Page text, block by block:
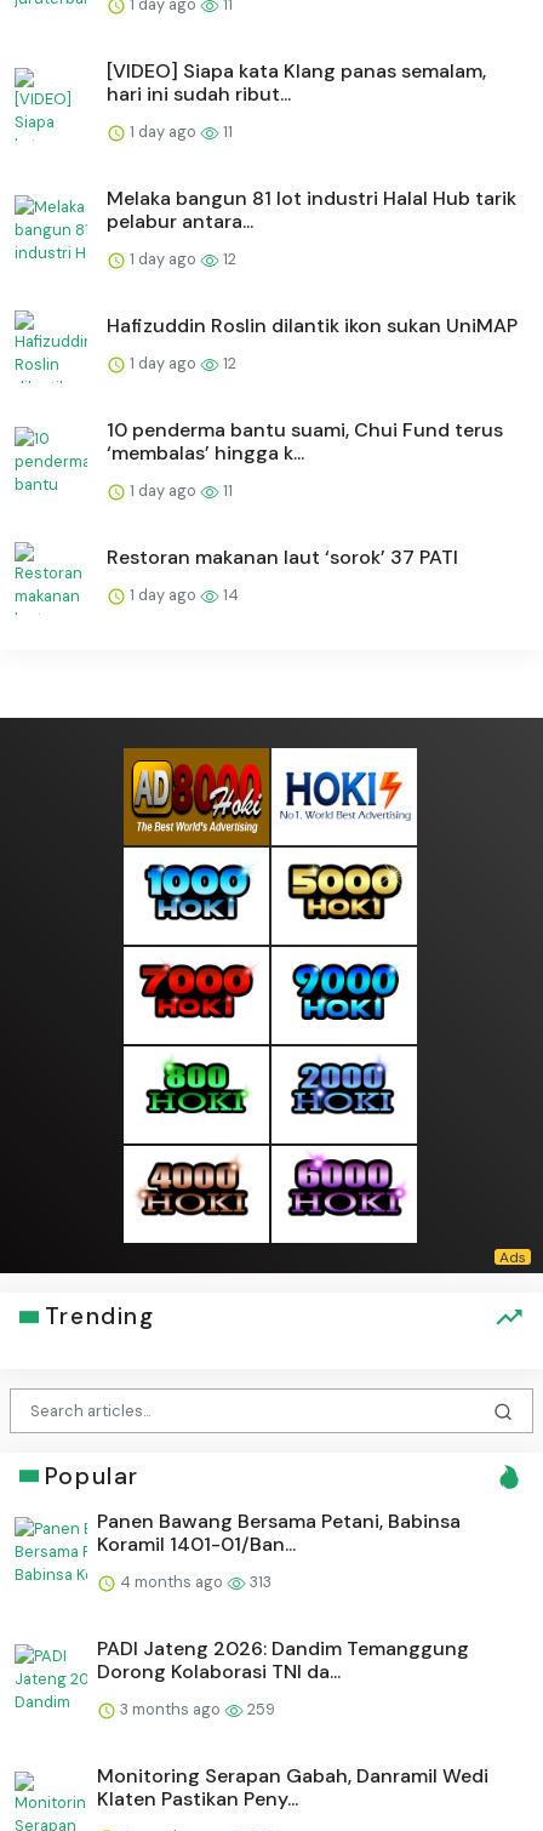
1 day ago 11
[VIDEO] Siapa kata Klang panas semalam,
hari ini sudah ribut...
1 day ago 11
Melaka bangun 81 lot industri Halal Hub tarik
pelabur antara...
1 day ago 12
Hafizuddin Roslin dilantik ikon sukan UniMAP
1 day ago 12
10 penderma bantu suami, Chui Fund terus
‘membalas’ hingga k...
1 day ago 11
Restoran makanan laut ‘sorok’ 37 PATI
1 day ago 14
Trending
Popular
Panen Bawang Bersama Petani, Babinsa
Koramil 1401-01/Ban...
4 months ago 313
PADI Jateng 2026: Dandim Temanggung
Dorong Kolaborasi TNI da...
3 months ago 259
Monitoring Serapan Gabah, Danramil Wedi
Klaten Pastikan Peny...